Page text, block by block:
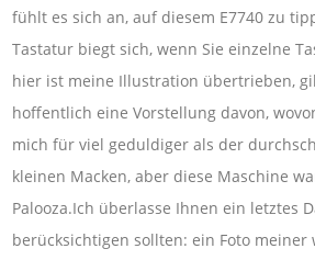
fühlt es sich an, auf diesem E7740 zu
Tastatur biegt sich, wenn Sie einzelne
hier ist meine Illustration übertrieben,
hoffentlich eine Vorstellung davon,
mich für viel geduldiger als der
kleinen Macken, aber diese Maschine
Palooza.Ich überlasse Ihnen ein letztes
berücksichtigen sollten: ein Foto meiner